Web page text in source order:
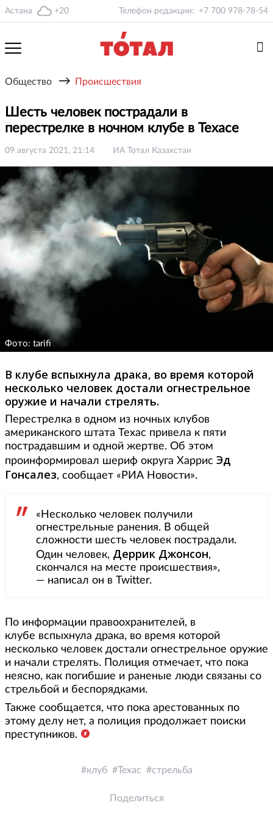
Астана +20 Телефон редакции: +7 700 978-78-54
Общество → Происшествия
Шесть человек пострадали в
перестрелке в ночном клубе в Техасе
09 августа 2021, 21:14 ИА Тотал Казахстан
Фото: tarifi
В клубе вспыхнула драка, во время которой
несколько человек достали огнестрельное
оружие и начали стрелять.
Перестрелка в одном из ночных клубов
американского штата Техас привела к пяти
пострадавшим и одной жертве. Об этом
проинформировал шериф округа Харрис Эд
Гонсалез, сообщает «РИА Новости».
«Несколько человек получили
огнестрельные ранения. В общей
сложности шесть человек пострадали.
Один человек, Деррик Джонсон,
скончался на месте происшествия»,
— написал он в Twitter.
По информации правоохранителей, в
клубе вспыхнула драка, во время которой
несколько человек достали огнестрельное оружие
и начали стрелять. Полиция отмечает, что пока
неясно, как погибшие и раненые люди связаны со
стрельбой и беспорядками.
Также сообщается, что пока арестованных по
этому делу нет, а полиция продолжает поиски
преступников.
клуб Техас стрельба
Поделиться